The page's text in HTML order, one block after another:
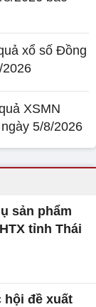
xổ số Đồng
2026
XSMN
5/8/2026
sản phẩm
tỉnh Thái
hội đề xuất